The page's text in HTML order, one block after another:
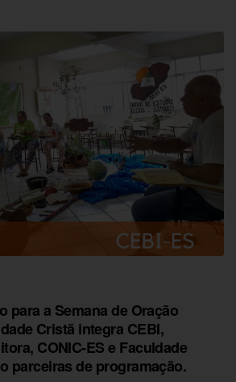
para a Semana de Oração
Cristã integra CEBI,
CONIC-ES e Faculdade
parceiras de programação.